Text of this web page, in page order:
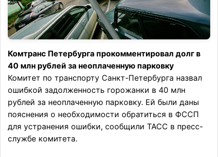
Комтранс Петербурга прокомментировал долг в
40 млн рублей за неоплаченную парковку
Комитет по транспорту Санкт-Петербурга назвал
ошибкой задолженность горожанки в 40 млн
рублей за неоплаченную парковку. Ей были даны
пояснения о необходимости обратиться в ФССП
для устранения ошибки, сообщили ТАСС в пресс-
службе комитета.